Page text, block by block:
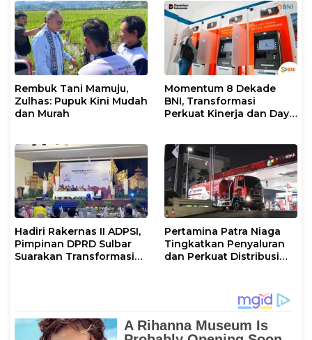
Ketahanan Ekonomi
Nasional
STEAM Olympiad 2026 di
Roma
Rembuk Tani Mamuju,
Zulhas: Pupuk Kini Mudah
dan Murah
Momentum 8 Dekade
BNI, Transformasi
Perkuat Kinerja dan Daya
Hadiri Rakernas II ADPSI,
Pimpinan DPRD Sulbar
Suarakan Transformasi
Pertamina Patra Niaga
Tingkatkan Penyaluran
dan Perkuat Distribusi